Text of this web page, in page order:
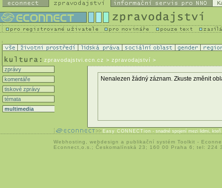
zpravodajstvi.ecn.cz > zpravodajství >
zprávy
komentáře
tiskové zprávy
témata
multimedia
Nenalezen žádný záznam. Zkuste změnit
Easy CONNECTion - snadné spojení mezi lidmi,
Webhosting webdesign a publikační systém Toolkit -
Econnect,o.s.; Českomalínská 23; 160 00 Praha 6; tel: 224